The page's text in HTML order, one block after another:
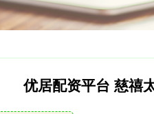
优居配资平台 慈禧